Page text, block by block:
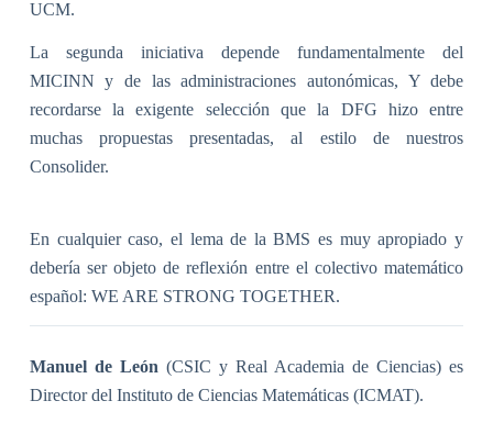
UCM.
La segunda iniciativa depende fundamentalmente del
MICINN y de las administraciones autonómicas, Y debe
recordarse la exigente selección que la DFG hizo entre
muchas propuestas presentadas, al estilo de nuestros
Consolider.
En cualquier caso, el lema de la BMS es muy apropiado y
debería ser objeto de reflexión entre el colectivo matemático
español: WE ARE STRONG TOGETHER.
Manuel de León (CSIC y Real Academia de Ciencias) es
Director del Instituto de Ciencias Matemáticas (ICMAT).